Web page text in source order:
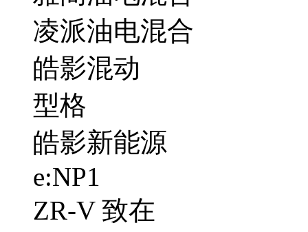
凌派油电混合
皓影混动
型格
皓影新能源
e:NP1
ZR-V 致在